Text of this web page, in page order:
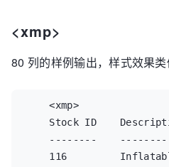
<xmp>
80 列的样例输出，样式效果
<xmp>
Stock ID
--------    -----------
116         Inflatable